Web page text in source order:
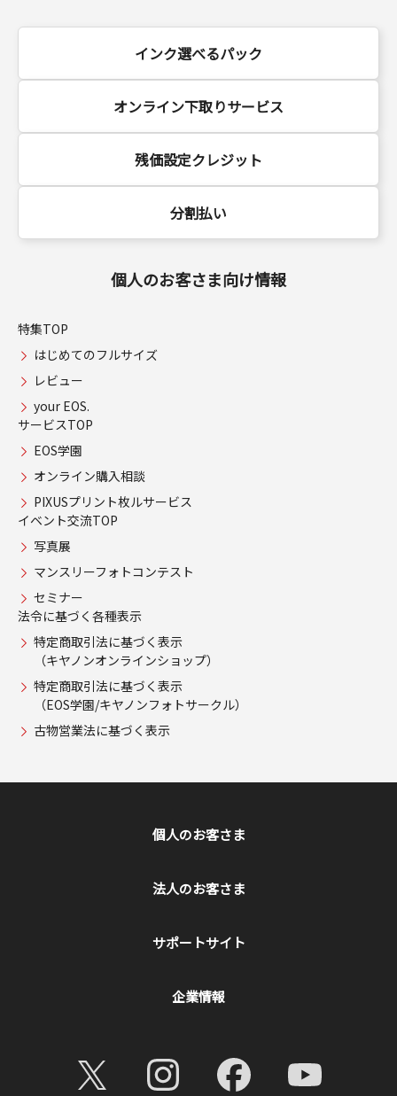
インク選べるパック
オンライン下取りサービス
残価設定クレジット
分割払い
個人のお客さま向け情報
特集TOP
はじめてのフルサイズ
レビュー
your EOS.
サービスTOP
EOS学園
オンライン購入相談
PIXUSプリント枚ルサービス
イベント交流TOP
写真展
マンスリーフォトコンテスト
セミナー
法令に基づく各種表示
特定商取引法に基づく表示
（キヤノンオンラインショップ）
特定商取引法に基づく表示
（EOS学園/キヤノンフォトサークル）
古物営業法に基づく表示
個人のお客さま
法人のお客さま
サポートサイト
企業情報